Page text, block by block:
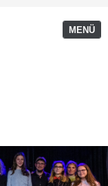
MENÜ